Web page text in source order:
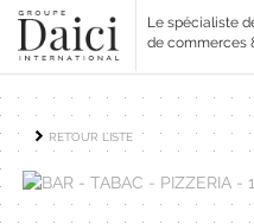
Le spécialiste
de commerces
RETOUR LISTE